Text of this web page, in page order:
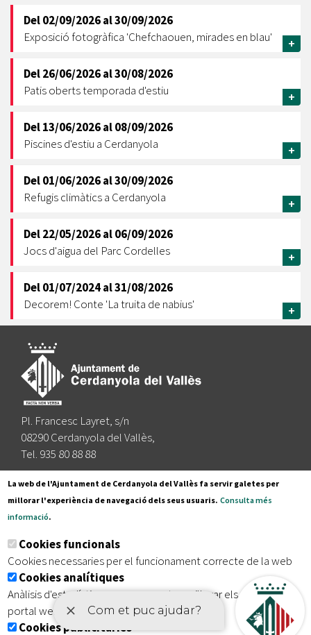
Del02/09/2026al30/09/2026
Exposició fotogràfica 'Chefchaouen, mirades en blau'
+
Del26/06/2026al30/08/2026
Patis oberts temporada d'estiu
+
Del13/06/2026al08/09/2026
Piscines d'estiu a Cerdanyola
+
Del01/06/2026al30/09/2026
Refugis climàtics a Cerdanyola
+
Del22/05/2026al06/09/2026
Jocs d'aigua del Parc Cordelles
+
Del01/07/2024al31/08/2026
Decorem! Conte 'La truita de nabius'
+
Pl. Francesc Layret, s/n
08290 Cerdanyola del Vallès,
Tel. 935 80 88 88
Segueix-nos a:
Subscriu-te al nostre butlletí
Inici | Avís legal | Protecció de dades Mapa del lloc
| Accessibilitat
La web de l'Ajuntament de Cerdanyola del Vallès fa servir galetes per
millorar l'experiència de navegació dels seus usuaris. Consulta més
informació.
Cookies funcionals
Cookies necessaries per el funcionament correcte de la web
Cookies analítiques
Anàlisis d'estadístiques que permeten millorar els serveis del
portal web
Cookies publicitàries